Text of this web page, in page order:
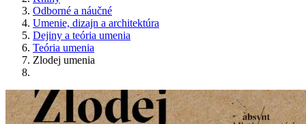
Odborné a náučné
Umenie, dizajn a architektúra
Dejiny a teória umenia
Teória umenia
Zlodej umenia